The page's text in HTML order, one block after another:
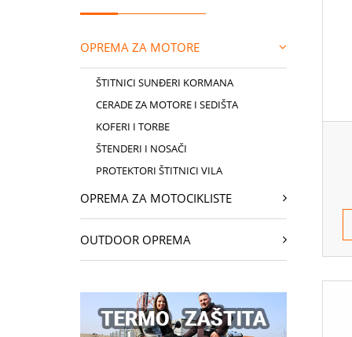
OPREMA ZA MOTORE
ŠTITNICI SUNĐERI KORMANA
CERADE ZA MOTORE I SEDIŠTA
KOFERI I TORBE
ŠTENDERI I NOSAČI
PROTEKTORI ŠTITNICI VILA
OPREMA ZA MOTOCIKLISTE
OUTDOOR OPREMA